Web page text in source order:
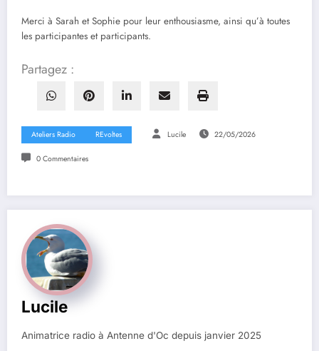
Merci à Sarah et Sophie pour leur enthousiasme, ainsi qu’à toutes
les participantes et participants.
Partagez :
Ateliers Radio REvoltes Lucile 22/05/2026
0 Commentaires
Lucile
Animatrice radio à Antenne d'Oc depuis janvier 2025